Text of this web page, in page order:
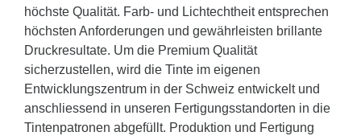
höchste Qualität. Farb- und Lichtechtheit entsprechen
höchsten Anforderungen und gewährleisten brillante
Druckresultate. Um die Premium Qualität
sicherzustellen, wird die Tinte im eigenen
Entwicklungszentrum in der Schweiz entwickelt und
anschliessend in unseren Fertigungsstandorten in die
Tintenpatronen abgefüllt. Produktion und Fertigung